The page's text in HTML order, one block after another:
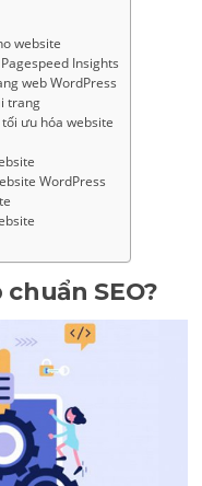
website
Insights
web WordPress
trang
tối ưu hóa website
WordPress
SEO?